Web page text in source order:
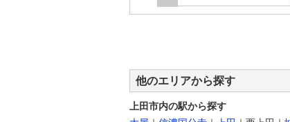
他のエリアから探す
上田市内の駅から探す